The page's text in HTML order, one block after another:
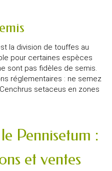
la division de touffes au
pour certaines espèces
sont pas fidèles de semis.
réglementaires : ne semez
setaceus en zones
Pennisetum :
et ventes